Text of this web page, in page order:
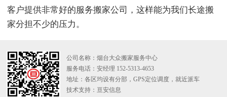
客户提供非常好的服务搬家公司，这样能为我们长途搬
家分担不少的压力。
公司名称：烟台大众搬家服务中心
服务电话：安经理 152-5313-4653
地址：各区均设有分部，GPS定位调度，就近派车
技术支持： 亘安信息